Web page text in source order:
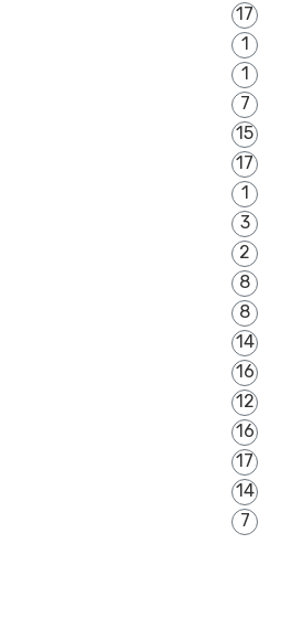
17
1
1
7
15
17
1
3
2
8
8
14
16
12
16
17
14
7